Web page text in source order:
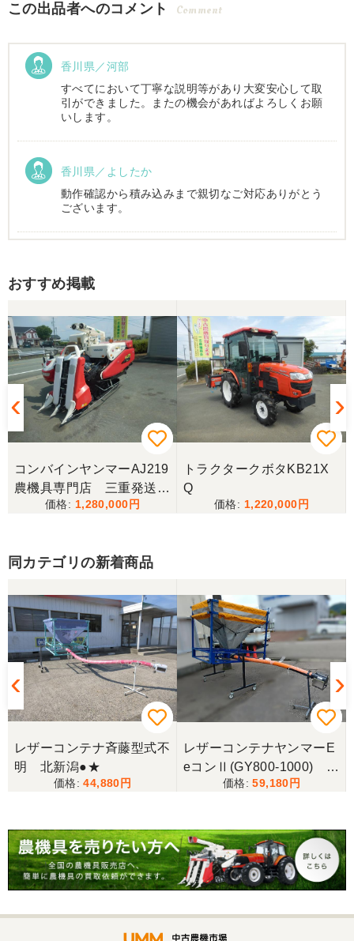
この出品者へのコメント Comment
香川県／河部
すべてにおいて丁寧な説明等があり大変安心して取
引ができました。またの機会があればよろしくお願
いします。
香川県／よしたか
動作確認から積み込みまで親切なご対応ありがとう
ございます。
リピート購入させて頂きました。 ありがとうござい
香川県／井上
とても良くしてもらいました。また購入したいと思
います。
香川県／西川忠洋
丁寧な対応をしていただき計量選別機を無事持ち帰
ることができました。今年の籾摺り時に旧機が故障
し、修理の目途が無い中、手頃な価格の本機を見つ
けることが出来て大満足です。リンスクさんありが
10月にコンバインを購入させていただきました、香
川県から熊本県まで運んでもらい、 とても親切に機
械の説明をしていただき感謝しています。 そして、
この度無事に稲刈りを行い、終了しました。 農機リ
ンクスさん、ありがとうございました。
おすすめ掲載
コンバインヤンマーAJ219
農機具専門店 三重発送整
備済み
1,280,000
トラクタークボタKB21X
Q
1,220,000
同カテゴリの新着商品
レザーコンテナ斉藤型式不
明 北新潟●★
44,880
レザーコンテナヤンマーE
eコンⅡ(GY800-1000) 上
59,180